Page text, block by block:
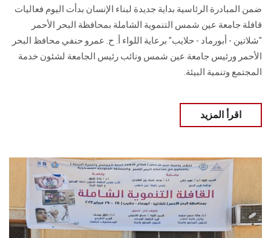
ضمن المبادرة الرئاسية بداية جديدة لبناء الإنسان بدأت اليوم فعاليات
قافلة جامعة عين شمس التنموية الشاملة بمحافظة البحر الأحمر
"شلاتين - أبورماد - حلايب" برعاية اللواء أ. ح. عمرو حنفي محافظ البحر
الأحمر ورئيس جامعة عين شمس ونائب رئيس الجامعة لشئون خدمة
المجتمع وتنمية البيئة.
اقرأ المزيد